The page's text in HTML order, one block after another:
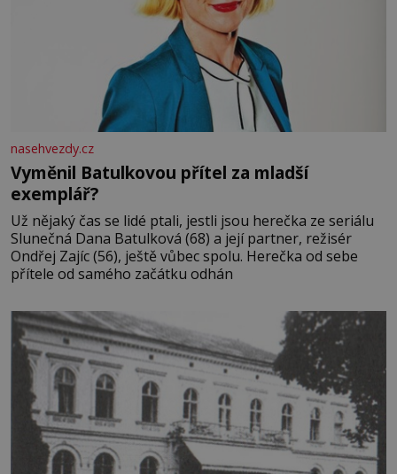
nasehvezdy.cz
Vyměnil Batulkovou přítel za mladší
exemplář?
Už nějaký čas se lidé ptali, jestli jsou herečka ze seriálu
Slunečná Dana Batulková (68) a její partner, režisér
Ondřej Zajíc (56), ještě vůbec spolu. Herečka od sebe
přítele od samého začátku odhán